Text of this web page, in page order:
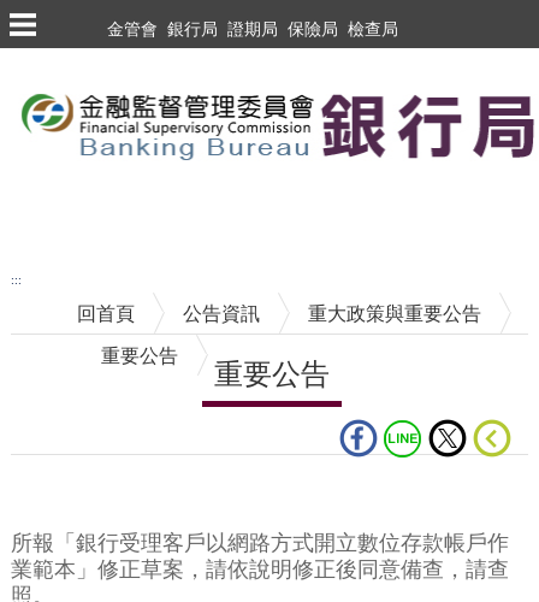
跳到主要內容區塊
金管會 銀行局 證期局 保險局 檢查局
:::
回首頁 公告資訊 重大政策與重要公告
重要公告
重要公告
所報「銀行受理客戶以網路方式開立數位存款帳戶作
業範本」修正草案，請依說明修正後同意備查，請查
照。